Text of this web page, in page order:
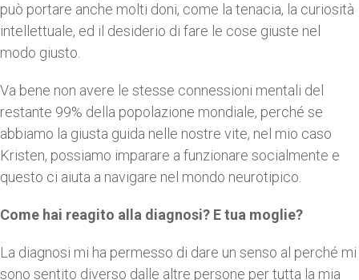
può portare anche molti doni, come la tenacia, la curiosità
intellettuale, ed il desiderio di fare le cose giuste nel
modo giusto.
Va bene non avere le stesse connessioni mentali del
restante 99% della popolazione mondiale, perché se
abbiamo la giusta guida nelle nostre vite, nel mio caso
Kristen, possiamo imparare a funzionare socialmente e
questo ci aiuta a navigare nel mondo neurotipico.
Come hai reagito alla diagnosi? E tua moglie?
La diagnosi mi ha permesso di dare un senso al perché mi
sono sentito diverso dalle altre persone per tutta la mia